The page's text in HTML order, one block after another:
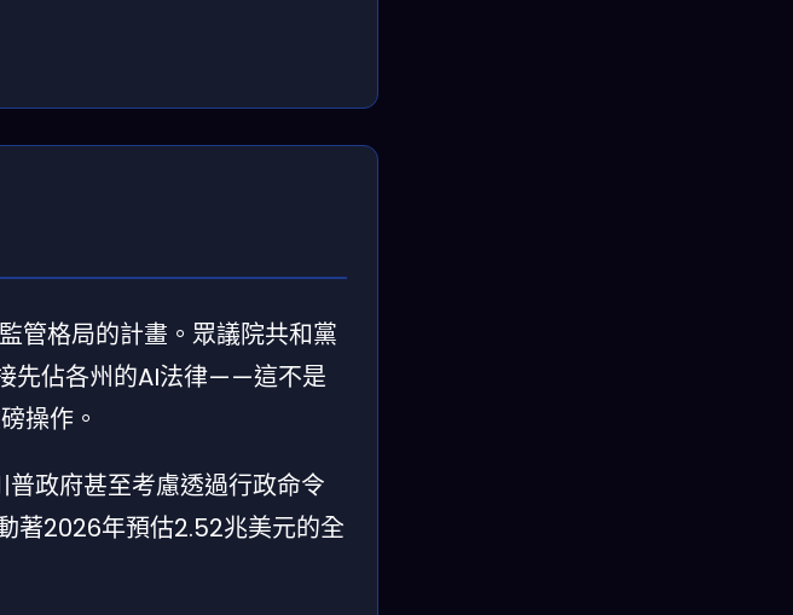
管格局的計畫。眾議院共和黨
先佔各州的AI法律——這不是
操作。
普政府甚至考慮透過行政命令
著2026年預估2.52兆美元的全